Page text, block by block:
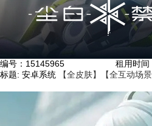
编号： 15145965 租用时间
标题: 安卓系统 【全皮肤】【全互动场